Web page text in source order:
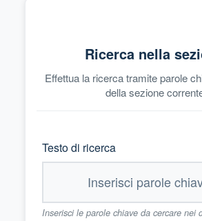
Ricerca nella
Effettua la ricerca tramite parole
della sezione
Testo di ricerca
Inserisci le parole chiave da cercare nei